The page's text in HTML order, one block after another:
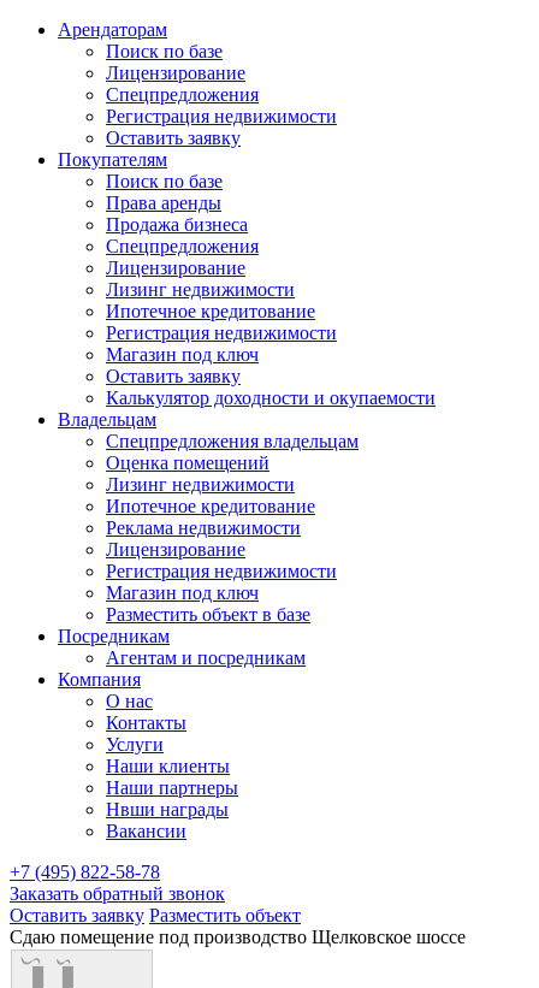
Арендаторам
Поиск по базе
Лицензирование
Спецпредложения
Регистрация недвижимости
Оставить заявку
Покупателям
Поиск по базе
Права аренды
Продажа бизнеса
Спецпредложения
Лицензирование
Лизинг недвижимости
Ипотечное кредитование
Регистрация недвижимости
Магазин под ключ
Оставить заявку
Калькулятор доходности и окупаемости
Владельцам
Спецпредложения владельцам
Оценка помещений
Лизинг недвижимости
Ипотечное кредитование
Реклама недвижимости
Лицензирование
Регистрация недвижимости
Магазин под ключ
Разместить объект в базе
Посредникам
Агентам и посредникам
Компания
О нас
Контакты
Услуги
Наши клиенты
Наши партнеры
Нвши награды
Вакансии
+7 (495) 822-58-78
Заказать обратный звонок
Оставить заявку Разместить объект
Сдаю помещение под производство Щелковское шоссе